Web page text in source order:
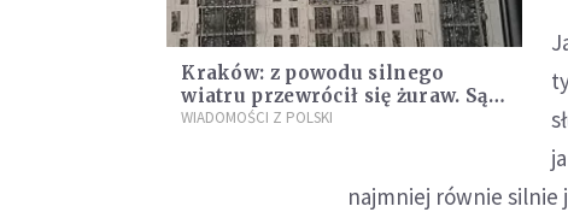
Kraków: z powodu silnego
wiatru przewrócił się żuraw. Są
ofiary śmiertelne
WIADOMOŚCI Z POLSKI
najmniej równie silnie